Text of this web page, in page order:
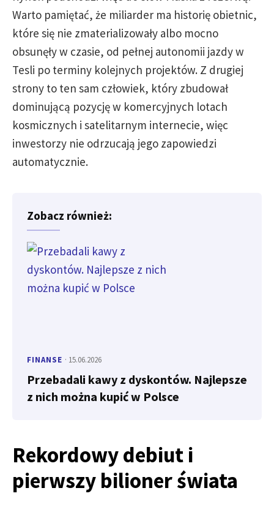
Warto pamiętać, że miliarder ma historię obietnic,
które się nie zmaterializowały albo mocno
obsunęły w czasie, od pełnej autonomii jazdy w
Tesli po terminy kolejnych projektów. Z drugiej
strony to ten sam człowiek, który zbudował
dominującą pozycję w komercyjnych lotach
kosmicznych i satelitarnym internecie, więc
inwestorzy nie odrzucają jego zapowiedzi
automatycznie.
Zobacz również:
FINANSE · 15.06.2026
Przebadali kawy z dyskontów. Najlepsze
z nich można kupić w Polsce
Rekordowy debiut i
pierwszy bilioner świata